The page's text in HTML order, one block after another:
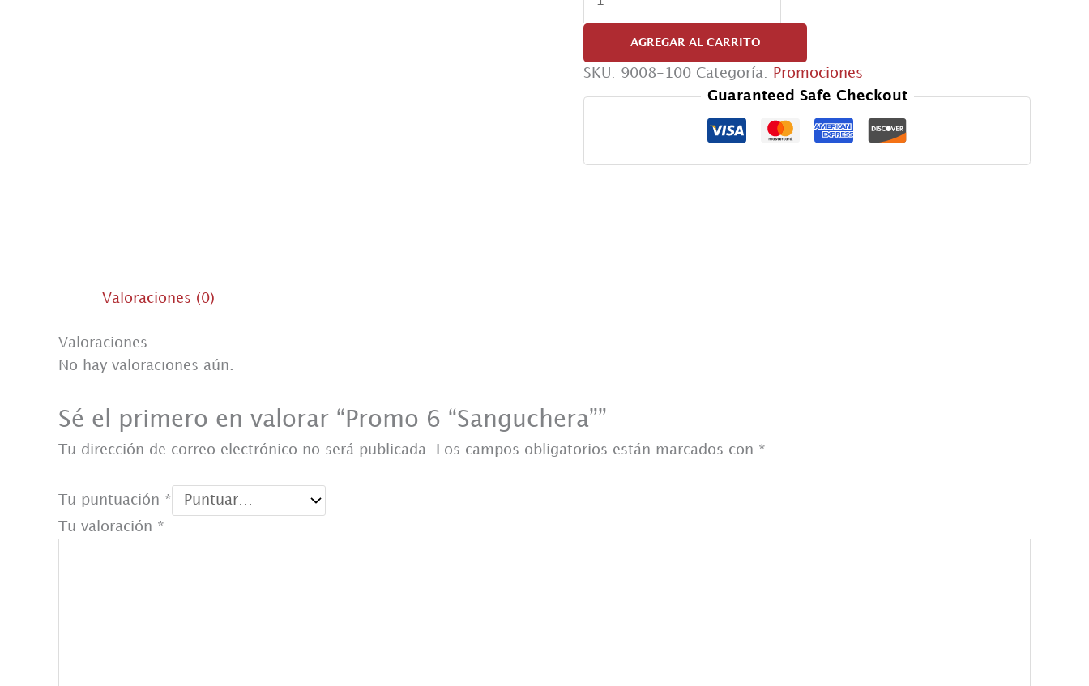
AGREGAR AL CARRITO
SKU: 9008-100 Categoría:
Promociones
Guaranteed Safe Checkout
Valoraciones (0)
Valoraciones
No hay valoraciones aún.
Sé el primero en valorar “Promo 6 “Sanguchera””
Tu dirección de correo electrónico no será publicada. Los campos obligatorios están marcados con *
Tu puntuación *
Tu valoración *